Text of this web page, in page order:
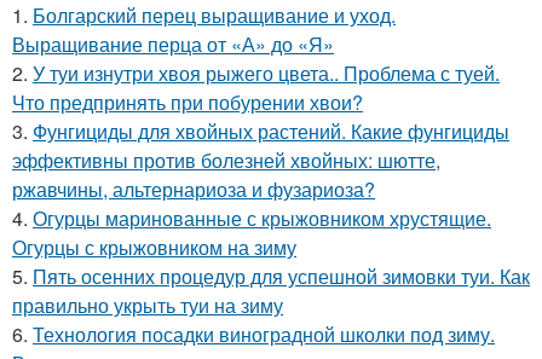
1. Болгарский перец выращивание и уход.
Выращивание перца от «А» до «Я»
2. У туи изнутри хвоя рыжего цвета.. Проблема с туей.
Что предпринять при побурении хвои?
3. Фунгициды для хвойных растений. Какие фунгициды
эффективны против болезней хвойных: шютте,
ржавчины, альтернариоза и фузариоза?
4. Огурцы маринованные с крыжовником хрустящие.
Огурцы с крыжовником на зиму
5. Пять осенних процедур для успешной зимовки туи. Как
правильно укрыть туи на зиму
6. Технология посадки виноградной школки под зиму.